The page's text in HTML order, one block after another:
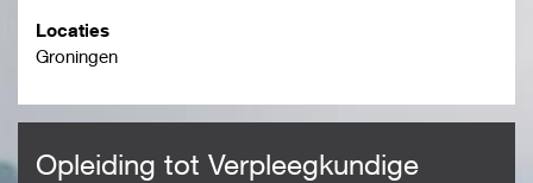
Locaties
Groningen
Opleiding tot Verpleegkundige